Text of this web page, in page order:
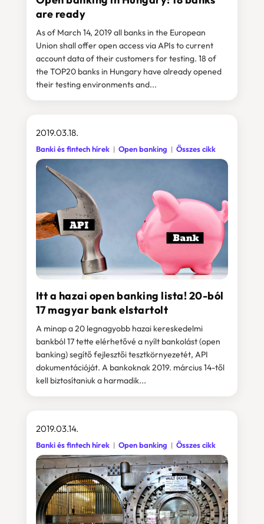
are ready
As of March 14, 2019 all banks in the European
Union shall offer open access via APIs to current
account data of their customers for testing. 18 of
the TOP20 banks in Hungary have already opened
their testing environments and...
Itt a hazai open banking lista! 20-ból
17 magyar bank elstartolt
2019.03.18.
Banki és fintech hírek Open banking Összes cikk
A minap a 20 legnagyobb hazai kereskedelmi
bankból 17 tette elérhetővé a nyílt bankolást (open
banking) segítő fejlesztői tesztkörnyezetét, API
dokumentációját. A bankoknak 2019. március 14-től
kell biztosítaniuk a harmadik...
2019.03.14.
Banki és fintech hírek Open banking Összes cikk